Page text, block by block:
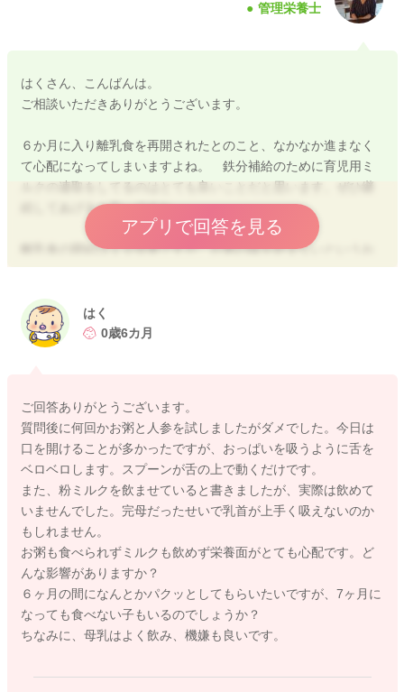
管理栄養士
はくさん、こんばんは。
ご相談いただきありがとうございます。
６か月に入り離乳食を再開されたとのこと、なかなか進まなく
て心配になってしまいますよね。 鉄分補給のために育児用ミ
ルクの連取をしてるのはとても良いことだと思います。ぜひ継
続してあげると良いですね。
離乳食の開始は１０倍粥ですが、お粥の味を好まないというお
子様も実は多いです。
れば、いろいろな野菜にチャレンジして良いですよ。 カボチ
ャやサツマイモ、コーン等甘みのあるものを好むお子様もいれ
口を開けない場合は無理に与えることもできませんし、口を閉
じない場合は口周りの筋力をつけるため、歯固めのおもちゃや
ラッパや笛などのおもちゃを持たせてあげても良いですね。
スプーンで与えられることを嫌がるお子様もいますので、お母
さんの指にペーストを付けて与えてみたり、生の野菜スティッ
クを使用してペーストを付けて与えるという方法もあります
よ。 生野菜はしっかりと洗って使用してくださいね。
離乳食初期ですので、様子を見ていただいて良い時期ですよ。
離乳食が進まないこと自体は問題ないですが、母乳を飲む量
アプリで回答を見る
はく
0歳6カ月
ご回答ありがとうございます。
質問後に何回かお粥と人参を試しましたがダメでした。今日は
口を開けることが多かったですが、おっぱいを吸うように舌を
ベロベロします。スプーンが舌の上で動くだけです。
また、粉ミルクを飲ませていると書きましたが、実際は飲めて
いませんでした。完母だったせいで乳首が上手く吸えないのか
もしれません。
お粥も食べられずミルクも飲めず栄養面がとても心配です。ど
んな影響がありますか？
６ヶ月の間になんとかパクッとしてもらいたいですが、7ヶ月に
なっても食べない子もいるのでしょうか？
ちなみに、母乳はよく飲み、機嫌も良いです。